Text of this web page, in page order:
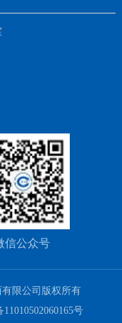
信公众号
限公司版权所有
号